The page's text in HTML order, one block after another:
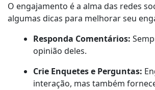
O engajamento é a alma das redes
algumas dicas para melhorar seu
Responda Comentários:
opinião deles.
Crie Enquetes e Perguntas:
interação, mas também